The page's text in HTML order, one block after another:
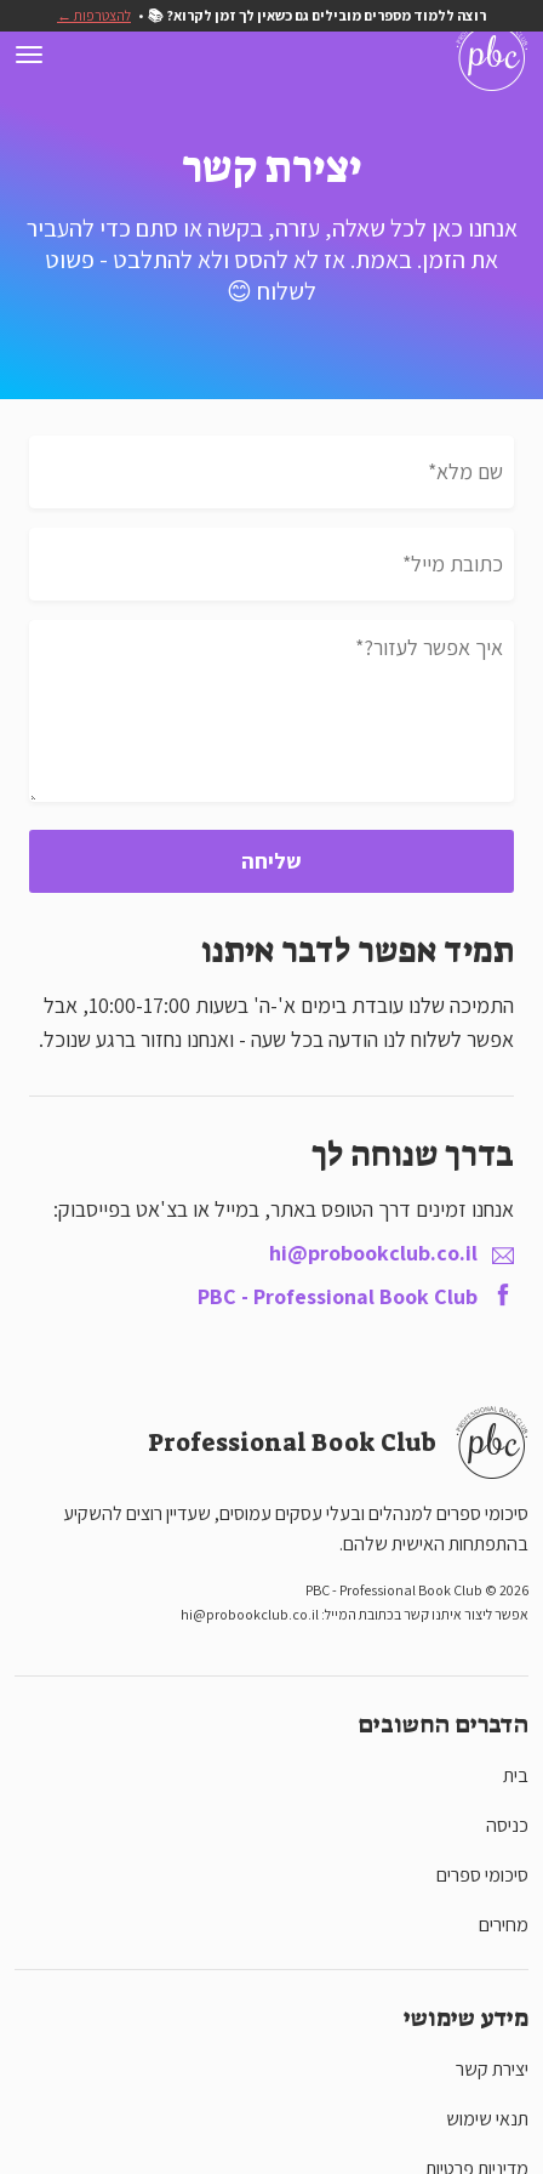
רוצה ללמוד מספרים מובילים גם כשאין לך זמן לקרוא? 📚 להצטרפות ←
יצירת קשר
אנחנו כאן לכל שאלה, עזרה, בקשה או סתם כדי להעביר
את הזמן. באמת. אז לא להסס ולא להתלבט - פשוט
לשלוח 😊
תמיד אפשר לדבר איתנו
התמיכה שלנו עובדת בימים א'-ה' בשעות 10:00-17:00, אבל
אפשר לשלוח לנו הודעה בכל שעה - ואנחנו נחזור ברגע שנוכל.
בדרך שנוחה לך
אנחנו זמינים דרך הטופס באתר, במייל או בצ'אט בפייסבוק:
hi@probookclub.co.il
PBC - Professional Book Club
שליחה
Professional Book Club
סיכומי ספרים למנהלים ובעלי עסקים עמוסים, שעדיין רוצים להשקיע
בהתפתחות האישית שלהם.
PBC - Professional Book Club © 2026
אפשר ליצור איתנו קשר בכתובת המייל: hi@probookclub.co.il
הדברים החשובים
בית
כניסה
סיכומי ספרים
מחירים
מידע שימושי
יצירת קשר
תנאי שימוש
מדיניות פרטיות